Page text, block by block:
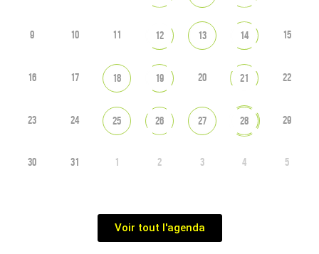
9 10 11 12 13 14 15
16 17 18 19 20 21 22
23 24 25 26 27 28 29
30 31 1 2 3 4 5
Voir tout l'agenda